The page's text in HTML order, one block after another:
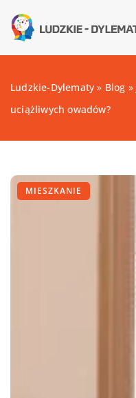
Ludzkie-Dylematy » Blog »
uciążliwych owadów?
MIESZKANIE